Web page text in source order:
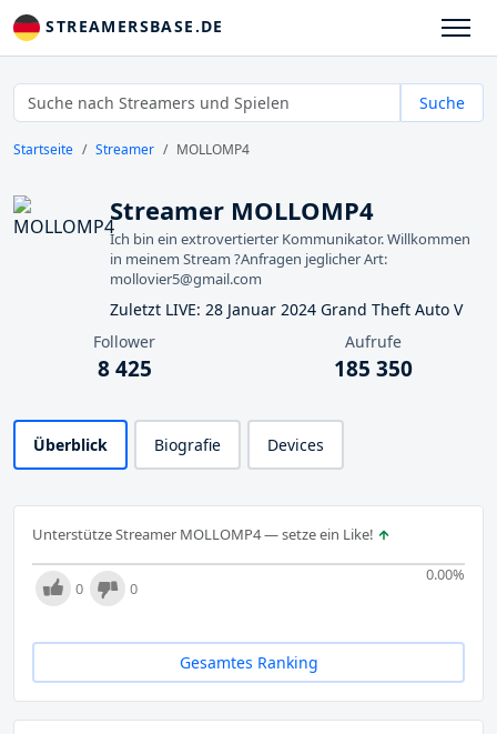
STREAMERSBASE.DE
Suche
Startseite Streamer MOLLOMP4
Streamer MOLLOMP4
Ich bin ein extrovertierter Kommunikator. Willkommen
in meinem Stream ?Anfragen jeglicher Art:
mollovier5@gmail.com
Zuletzt LIVE: 28 Januar 2024 Grand Theft Auto V
Follower
8 425
Aufrufe
185 350
Überblick Biografie Devices
Unterstütze Streamer MOLLOMP4 — setze ein Like!
0.00%
0 0
Gesamtes Ranking